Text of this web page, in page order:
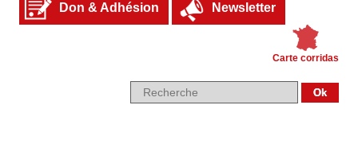
Don & Adhésion Newsletter
Carte corridas